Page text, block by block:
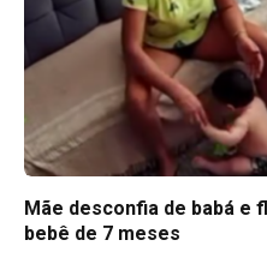
Mãe desconfia de babá
bebê de 7 meses